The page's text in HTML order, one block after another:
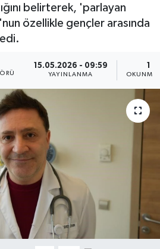
belirterek, 'parlayan
özellikle gençler arasında
15.05.2026 - 09:59
YAYINLANMA OKUNMA